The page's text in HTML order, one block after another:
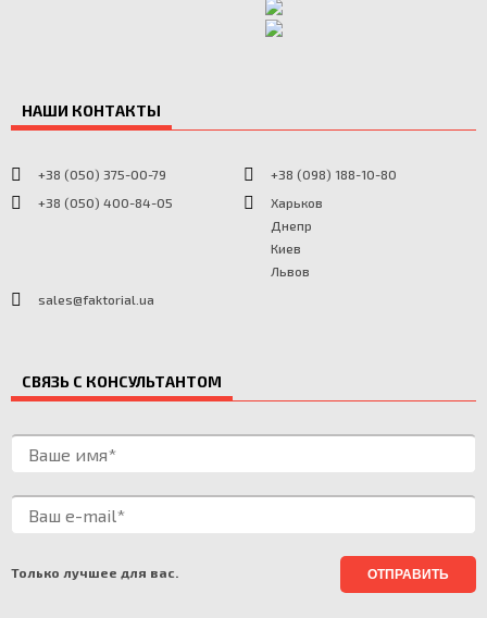
НАШИ КОНТАКТЫ
+38 (050) 375-00-79
+38 (098) 188-10-80
+38 (050) 400-84-05
Харьков
Днепр
Киев
Львов
sales@faktorial.ua
СВЯЗЬ С КОНСУЛЬТАНТОМ
Только лучшее для вас.